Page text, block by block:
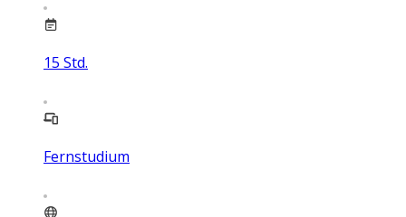
15 Std.
Fernstudium